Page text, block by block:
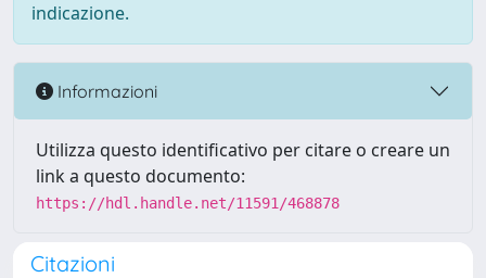
indicazione.
Informazioni
Utilizza questo identificativo per citare o creare un
link a questo documento:
https://hdl.handle.net/11591/468878
Citazioni